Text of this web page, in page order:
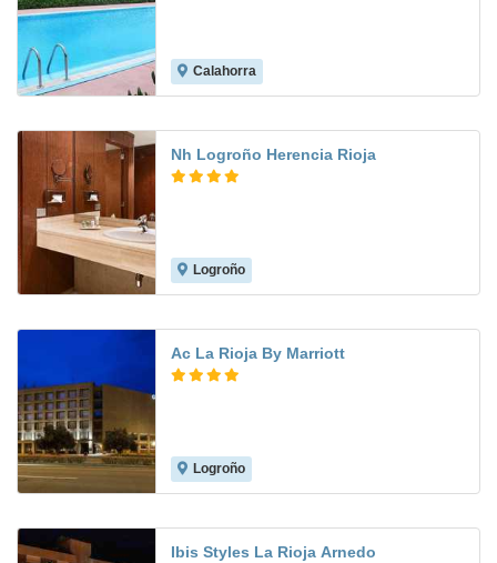
Calahorra
Nh Logroño Herencia Rioja
Logroño
Ac La Rioja By Marriott
Logroño
Ibis Styles La Rioja Arnedo